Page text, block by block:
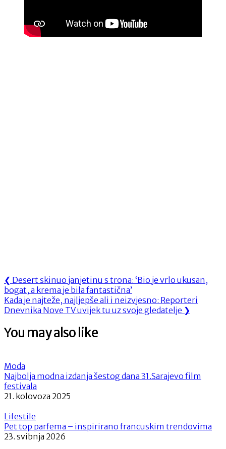
Navigacija
objava
❮ Previous
Post:
Desert skinuo janjetinu s trona: ‘Bio je vrlo ukusan,
bogat, a krema je bila fantastična’
Next
Post:
Kada je najteže, najljepše ali i neizvjesno: Reporteri
Dnevnika Nove TV uvijek tu uz svoje gledatelje ❯
You may also like
Moda
Najbolja modna izdanja šestog dana 31.Sarajevo film
festivala
21. kolovoza 2025
Lifestile
Pet top parfema – inspirirano francuskim trendovima
23. svibnja 2026